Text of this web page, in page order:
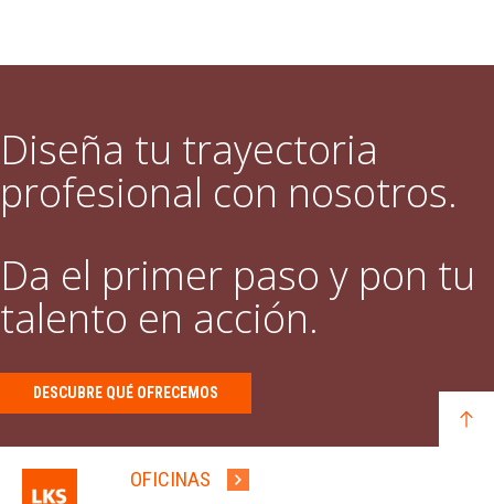
Diseña tu trayectoria
profesional con nosotros.
Da el primer paso y pon tu
talento en acción.
DESCUBRE QUÉ OFRECEMOS
OFICINAS